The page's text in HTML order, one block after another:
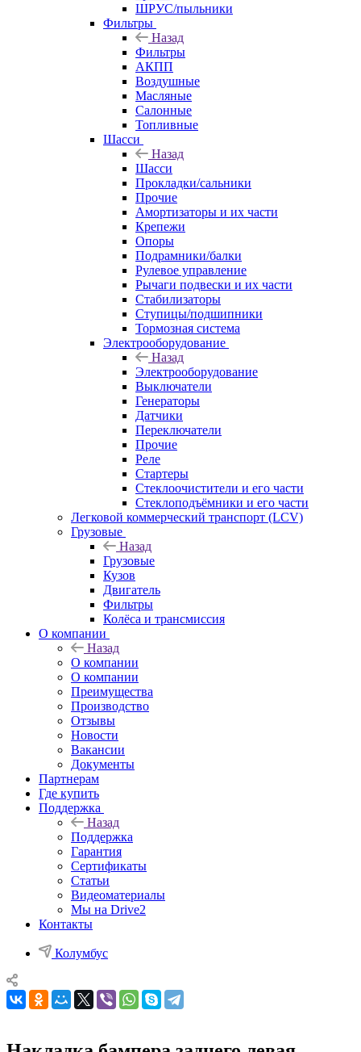
ШРУС/пыльники
Фильтры
Назад
Фильтры
АКПП
Воздушные
Масляные
Салонные
Топливные
Шасси
Назад
Шасси
Прокладки/сальники
Прочие
Амортизаторы и их части
Крепежи
Опоры
Подрамники/балки
Рулевое управление
Рычаги подвески и их части
Стабилизаторы
Ступицы/подшипники
Тормозная система
Электрооборудование
Назад
Электрооборудование
Выключатели
Генераторы
Датчики
Переключатели
Прочие
Реле
Стартеры
Стеклоочистители и его части
Стеклоподъёмники и его части
Легковой коммерческий транспорт (LCV)
Грузовые
Назад
Грузовые
Кузов
Двигатель
Фильтры
Колёса и трансмиссия
О компании
Назад
О компании
О компании
Преимущества
Производство
Отзывы
Новости
Вакансии
Документы
Партнерам
Где купить
Поддержка
Назад
Поддержка
Гарантия
Сертификаты
Статьи
Видеоматериалы
Мы на Drive2
Контакты
Колумбус